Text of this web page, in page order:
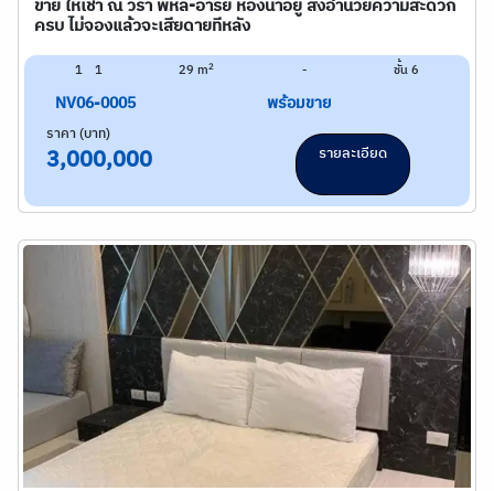
ขาย ให้เช่า ณ วีรา พหล-อารีย์ ห้องน่าอยู่ สิ่งอำนวยความสะดวก
ครบ ไม่จองแล้วจะเสียดายทีหลัง
1 1 29 m2 - ชั้น 6
NV06-0005 พร้อมขาย
ราคา (บาท)
3,000,000 รายละเอียด